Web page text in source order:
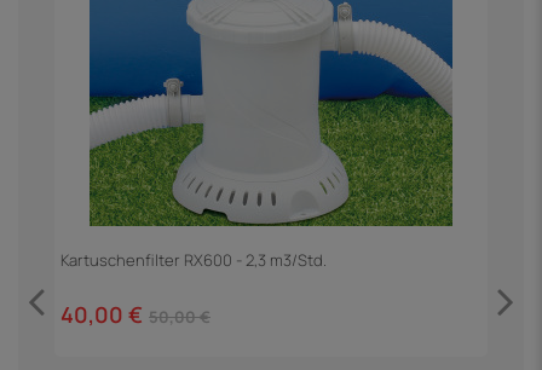
Kartuschenfilter RX600 - 2,3 m3/Std.
40,00 € 50,00 €